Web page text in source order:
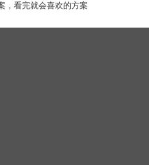
，看完就会喜欢的方案